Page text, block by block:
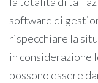
software di
rispecchiare la
in considerazione
possono essere